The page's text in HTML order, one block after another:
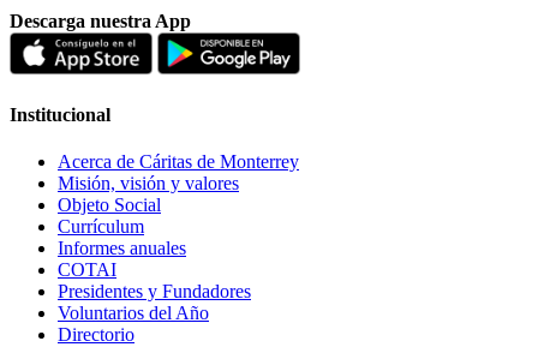
Descarga nuestra App
Institucional
Acerca de Cáritas de Monterrey
Misión, visión y valores
Objeto Social
Currículum
Informes anuales
COTAI
Presidentes y Fundadores
Voluntarios del Año
Directorio